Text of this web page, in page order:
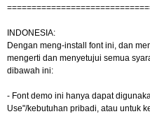
INDONESIA:
Dengan meng-install font ini, dan
mengerti dan menyetujui semua
dibawah ini:
- Font demo ini hanya dapat
Use"/kebutuhan pribadi, atau untuk